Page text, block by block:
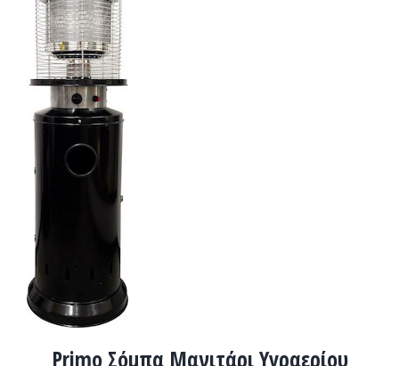
CART
/
ΛΕΠΤΟΜΈΡΕΙΕΣ
Primo Σόμπα Μανιτάρι Υγραερίου